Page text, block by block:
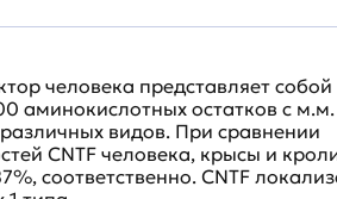
человека представляет собой
аминокислотных остатков с
видов. При сравнении
CNTF человека, крысы и
соответственно. CNTF